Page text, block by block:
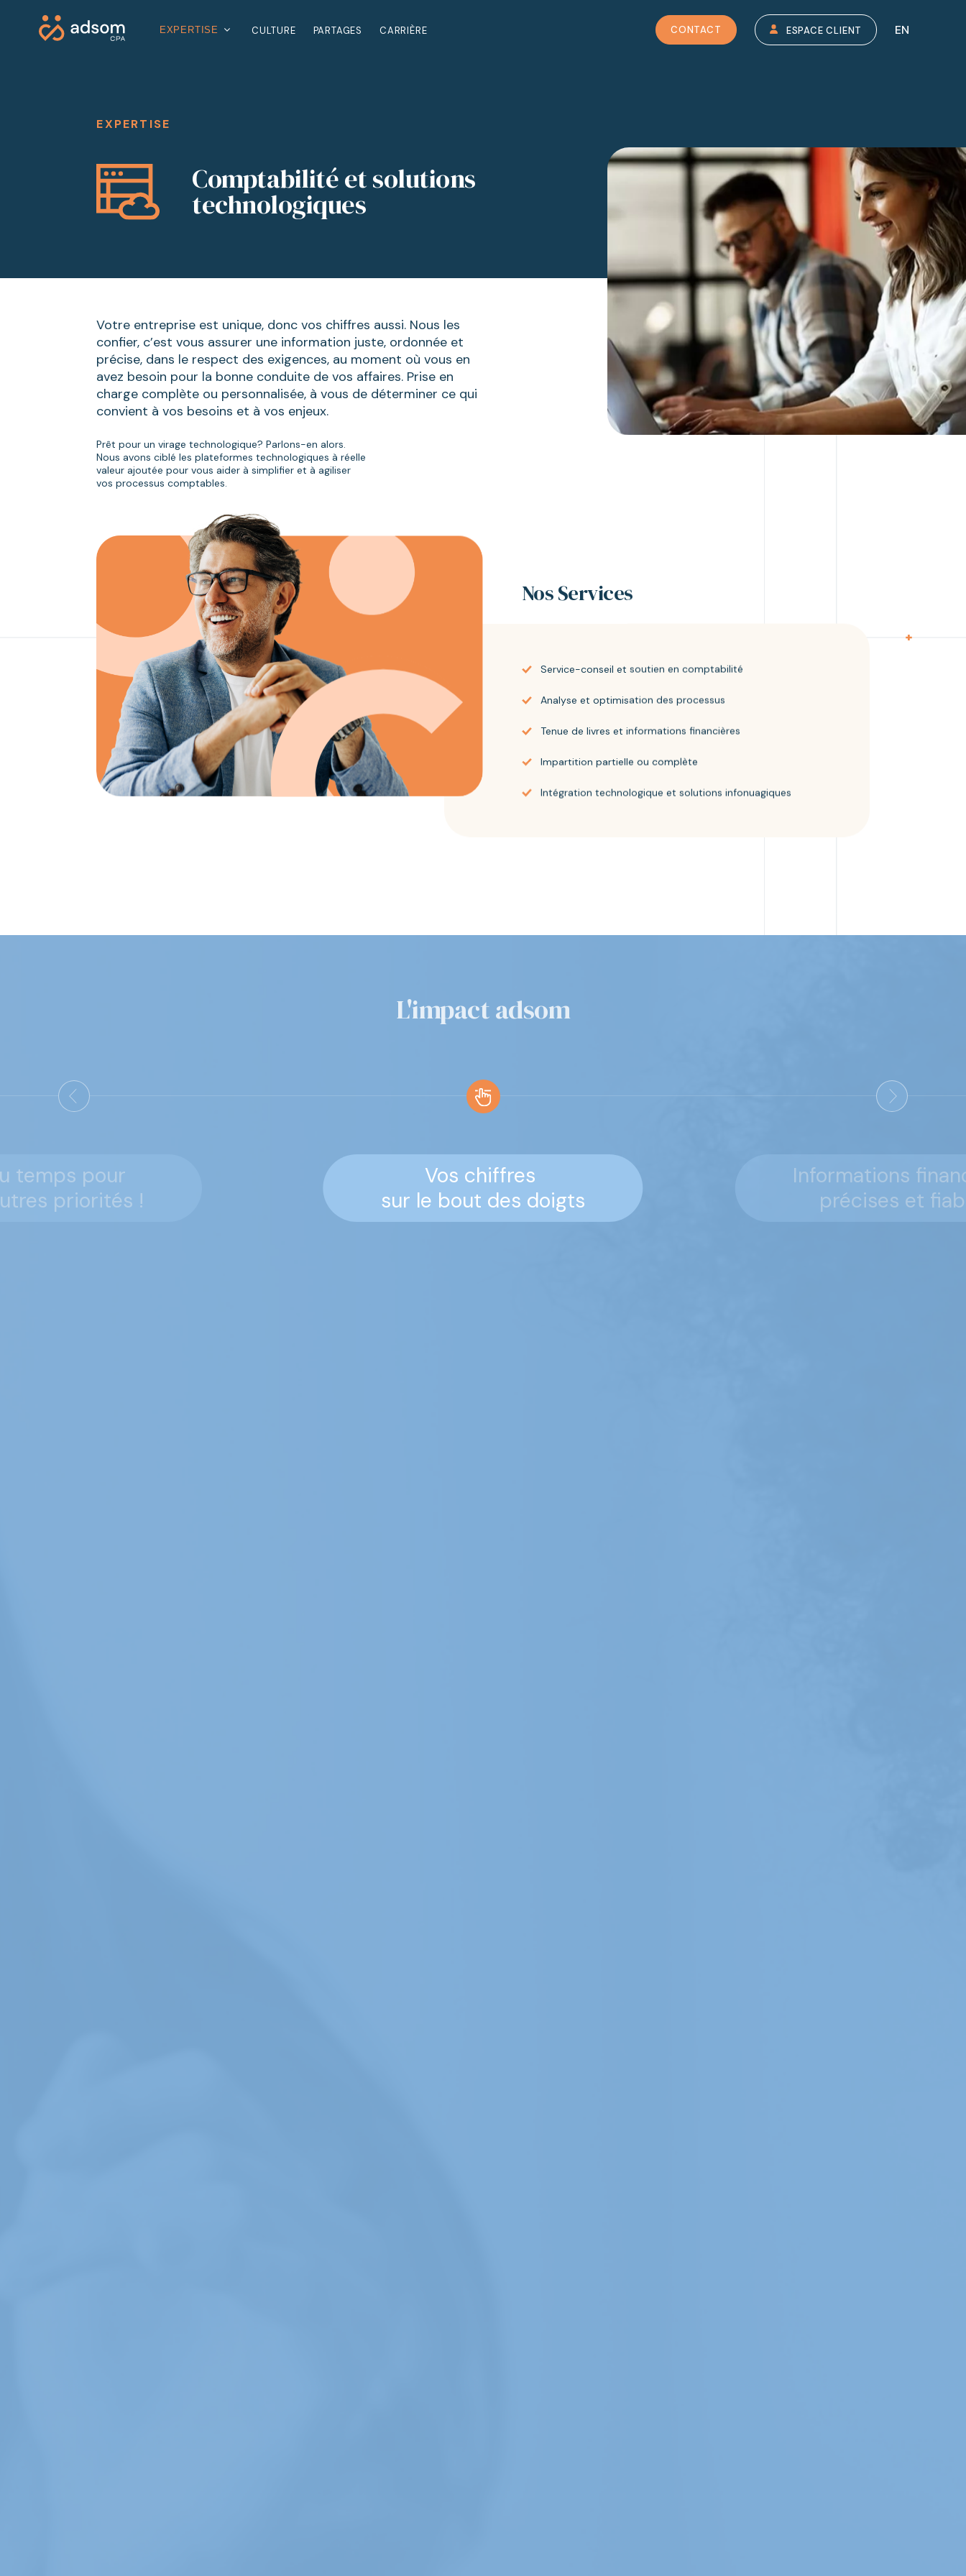
EXPERTISE CULTURE PARTAGES CARRIÈRE CONTACT ESPACE CLIENT EN
EXPERTISE
Comptabilité et solutions
technologiques
Votre entreprise est unique, donc vos chiffres aussi. Nous les
confier, c’est vous assurer une information juste, ordonnée et
précise, dans le respect des exigences, au moment où vous en
avez besoin pour la bonne conduite de vos affaires. Prise en
charge complète ou personnalisée, à vous de déterminer ce qui
convient à vos besoins et à vos enjeux.
Prêt pour un virage technologique? Parlons-en alors.
Nous avons ciblé les plateformes technologiques à réelle
valeur ajoutée pour vous aider à simplifier et à agiliser
vos processus comptables.
Nos Services
Service-conseil et soutien en comptabilité
Analyse et optimisation des processus
Tenue de livres et informations financières
Impartition partielle ou complète
Intégration technologique et solutions infonuagiques
L'impact adsom
Vos chiffres
sur le bout des doigts
Informations
précises et
temps pour
priorités !